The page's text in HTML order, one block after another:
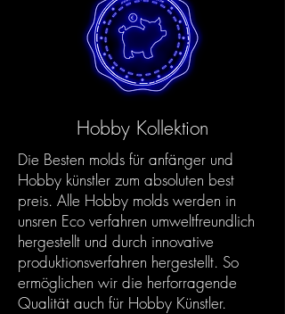
Hobby Kollektion
Die Besten molds für anfänger und
Hobby künstler zum absoluten best
preis. Alle Hobby molds werden in
unsren Eco verfahren umweltfreundlich
hergestellt und durch innovative
produktionsverfahren hergestellt. So
ermöglichen wir die herforragende
Qualität auch für Hobby Künstler.